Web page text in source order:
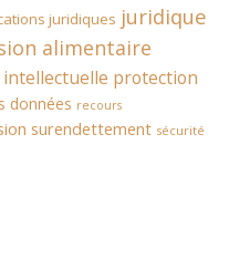
juridiques juridique
alimentaire
protection
données recours
surendettement sécurité